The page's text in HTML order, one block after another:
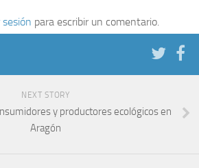
sesión para escribir un comentario.
NEXT STORY
y productores ecológicos en
Aragón